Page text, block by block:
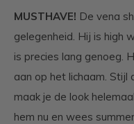
MUSTHAVE! De vena
gelegenheid. Hij is high
is precies lang genoeg.
aan op het lichaam. Stijl
maak je de look
hem nu en wees